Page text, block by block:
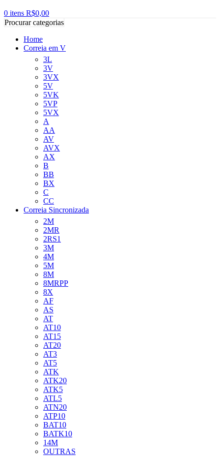
0 itens R$0,00
Procurar categorias
Home
Correia em V
3L
3V
3VX
5V
5VK
5VP
5VX
A
AA
AV
AVX
AX
B
BB
BX
C
CC
Correia Sincronizada
2M
2MR
2RS1
3M
4M
5M
8M
8MRPP
8X
AF
AS
AT
AT10
AT15
AT20
AT3
AT5
ATK
ATK20
ATK5
ATL5
ATN20
ATP10
BAT10
BATK10
14M
OUTRAS